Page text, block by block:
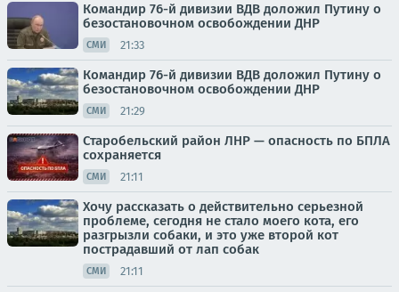
Командир 76-й дивизии ВДВ доложил Путину о
безостановочном освобождении ДНР
СМИ 21:33
Командир 76-й дивизии ВДВ доложил Путину о
безостановочном освобождении ДНР
СМИ 21:29
Старобельский район ЛНР — опасность по БПЛА
сохраняется
СМИ 21:11
Хочу рассказать о действительно серьезной
проблеме, сегодня не стало моего кота, его
разгрызли собаки, и это уже второй кот
пострадавший от лап собак
СМИ 21:11